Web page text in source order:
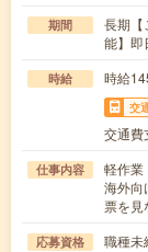
期間
長期【
能】即
時給 時給
交
交通費
仕事内容
軽作業
海外向
票を見
応募資格
職種未